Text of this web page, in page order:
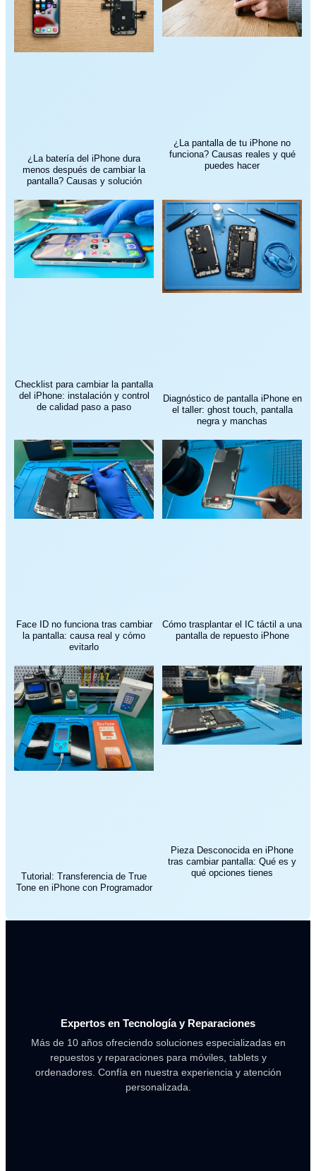
¿La batería del iPhone dura
menos después de cambiar la
pantalla? Causas y solución
¿La pantalla de tu iPhone no
funciona? Causas reales y qué
puedes hacer
Checklist para cambiar la pantalla
del iPhone: instalación y control
de calidad paso a paso
Diagnóstico de pantalla iPhone en
el taller: ghost touch, pantalla
negra y manchas
Face ID no funciona tras cambiar
la pantalla: causa real y cómo
evitarlo
Cómo trasplantar el IC táctil a una
pantalla de repuesto iPhone
Tutorial: Transferencia de True
Tone en iPhone con Programador
Pieza Desconocida en iPhone
tras cambiar pantalla: Qué es y
qué opciones tienes
Expertos en Tecnología y Reparaciones
Más de 10 años ofreciendo soluciones especializadas en
repuestos y reparaciones para móviles, tablets y
ordenadores. Confía en nuestra experiencia y atención
personalizada.